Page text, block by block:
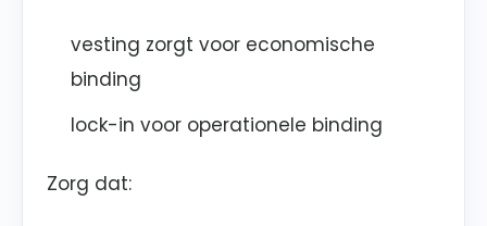
vesting zorgt voor economische
binding
lock-in voor operationele binding
Zorg dat: